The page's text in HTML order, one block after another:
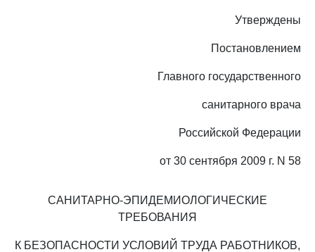
Утверждены
Постановлением
Главного государственного
санитарного врача
Российской Федерации
от 30 сентября 2009 г. N 58
САНИТАРНО-ЭПИДЕМИОЛОГИЧЕСКИЕ
ТРЕБОВАНИЯ
К БЕЗОПАСНОСТИ УСЛОВИЙ ТРУДА РАБОТНИКОВ,